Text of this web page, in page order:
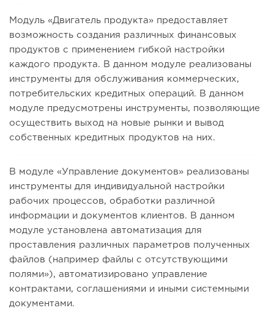
Модуль «Двигатель продукта» предоставляет
возможность создания различных финансовых
продуктов с применением гибкой настройки
каждого продукта. В данном модуле реализованы
инструменты для обслуживания коммерческих,
потребительских кредитных операций. В данном
модуле предусмотрены инструменты, позволяющие
осуществить выход на новые рынки и вывод
собственных кредитных продуктов на них.
В модуле «Управление документов» реализованы
инструменты для индивидуальной настройки
рабочих процессов, обработки различной
информации и документов клиентов. В данном
модуле установлена автоматизация для
проставления различных параметров полученных
файлов (например файлы с отсутствующими
полями»), автоматизировано управление
контрактами, соглашениями и иными системными
документами.